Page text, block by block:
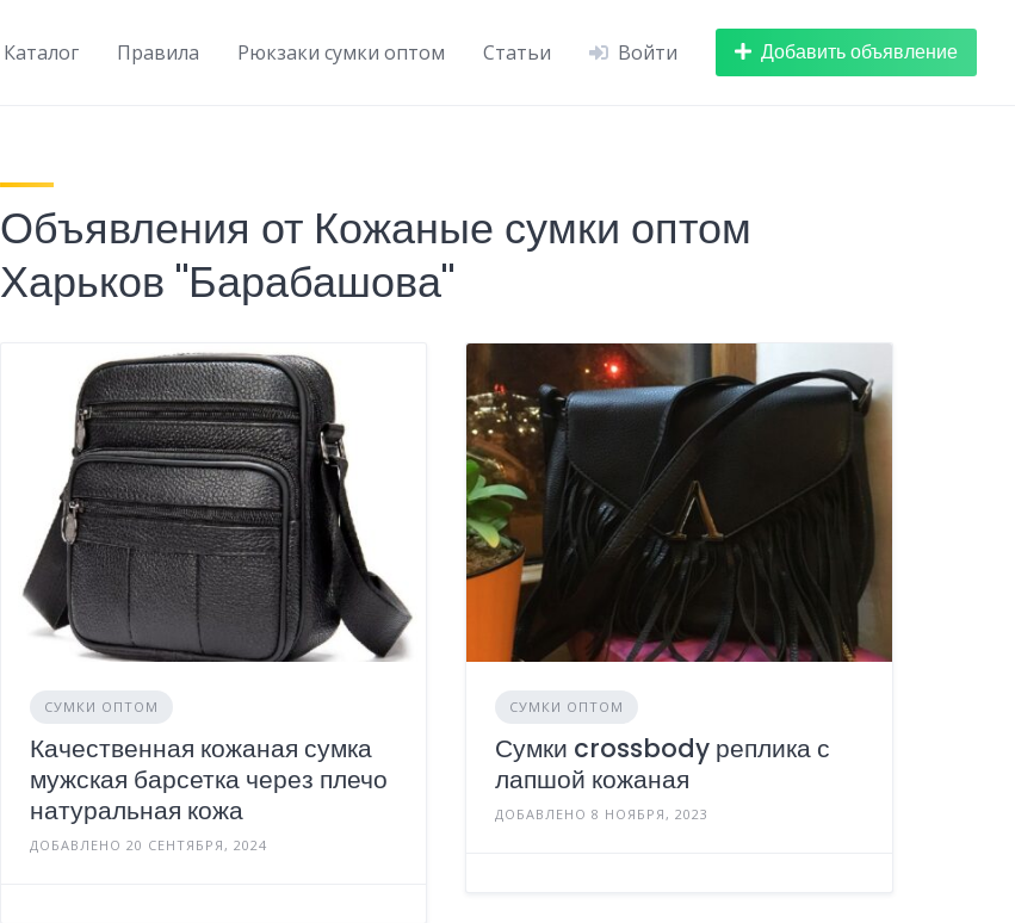
Каталог Правила Рюкзаки сумки оптом Статьи Войти Добавить объявление
Объявления от Кожаные сумки оптом
Харьков "Барабашова"
СУМКИ ОПТОМ
Качественная кожаная сумка
мужская барсетка через плечо
натуральная кожа
ДОБАВЛЕНО 20 СЕНТЯБРЯ, 2024
СУМКИ ОПТОМ
Сумки crossbody реплика с
лапшой кожаная
ДОБАВЛЕНО 8 НОЯБРЯ, 2023